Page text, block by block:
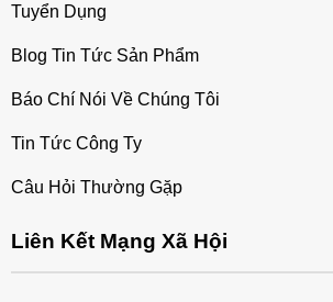
Tuyển Dụng
Blog Tin Tức Sản Phẩm
Báo Chí Nói Về Chúng Tôi
Tin Tức Công Ty
Câu Hỏi Thường Gặp
Liên Kết Mạng Xã Hội